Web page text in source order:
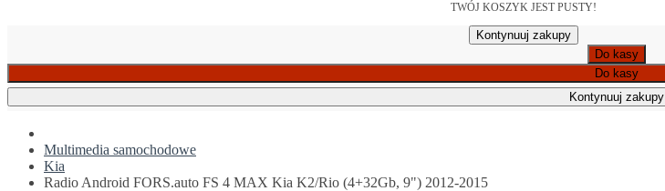
TWÓJ KOSZYK JEST PUSTY!
Kontynuuj zakupy
Do kasy
Do kasy
Kontynuuj zakupy
Multimedia samochodowe
Kia
Radio Android FORS.auto FS 4 MAX Kia K2/Rio (4+32Gb, 9") 2012-2015